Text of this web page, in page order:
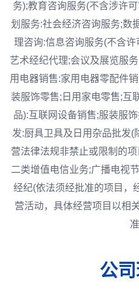
务);教育咨询服务(不含涉许
划服务:社会经济咨询服务;数
理咨询:信息咨询服务(不含
艺术经纪代理;会议及展览服
用电器销售:家用电器零配件
装服饰零售;日用家电零售;互
品):互联网设备销售;服装服
发:厨具卫具及日用杂品批发
营法律法规非禁止或限制的
二类增值电信业务;广播电视
经纪(依法须经批准的项目，
营活动，具体经营项目以相
公